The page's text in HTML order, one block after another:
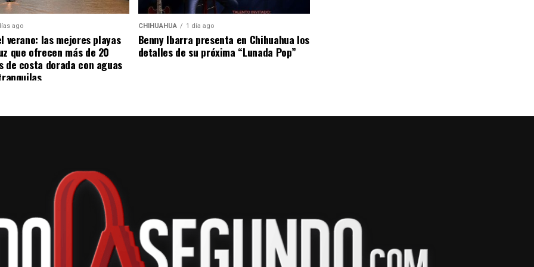
que se hayan producido insultos racistas. El caso
del entorno futbolístico, mientras se espera el
ago
verano: las mejores playas
que ofrecen más de 20
de costa dorada con aguas
CHIHUAHUA 1 día ago
Benny Ibarra presenta en Chihuahua los
detalles de su próxima “Lunada Pop”